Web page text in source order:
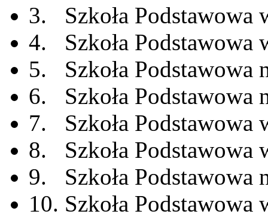
3. Szkoła Podstawowa
4. Szkoła Podstawowa
5. Szkoła Podstawowa
6. Szkoła Podstawowa
7. Szkoła Podstawowa
8. Szkoła Podstawowa
9. Szkoła Podstawowa
10. Szkoła Podstawowa